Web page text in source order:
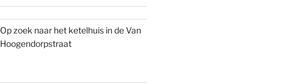
Op zoek naar het ketelhuis in de Van
Hoogendorpstraat